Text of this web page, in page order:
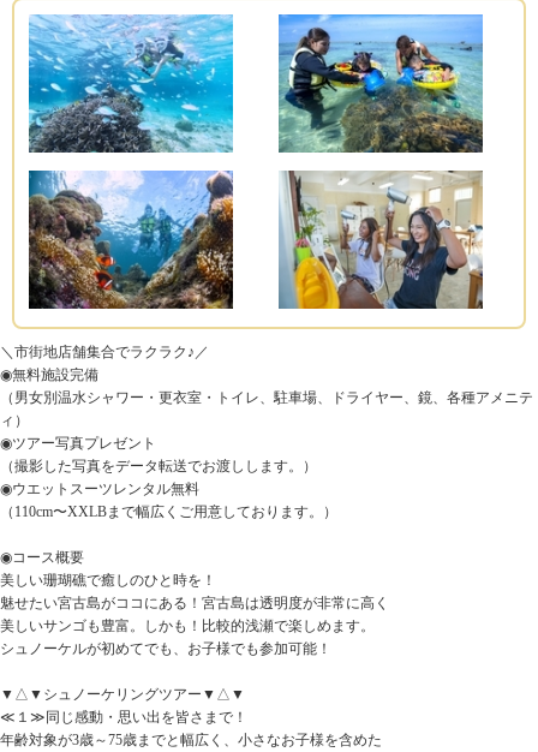
＼市街地店舗集合でラクラク♪／
◉無料施設完備
（男女別温水シャワー・更衣室・トイレ、駐車場、ドライヤー、鏡、各種アメニテ
ィ）
◉ツアー写真プレゼント
（撮影した写真をデータ転送でお渡しします。）
◉ウエットスーツレンタル無料
（110cm〜XXLBまで幅広くご用意しております。）
◉コース概要
美しい珊瑚礁で癒しのひと時を！
魅せたい宮古島がココにある！宮古島は透明度が非常に高く
美しいサンゴも豊富。しかも！比較的浅瀬で楽しめます。
シュノーケルが初めてでも、お子様でも参加可能！
▼△▼シュノーケリングツアー▼△▼
≪１≫同じ感動・思い出を皆さまで！
年齢対象が3歳～75歳までと幅広く、小さなお子様を含めた